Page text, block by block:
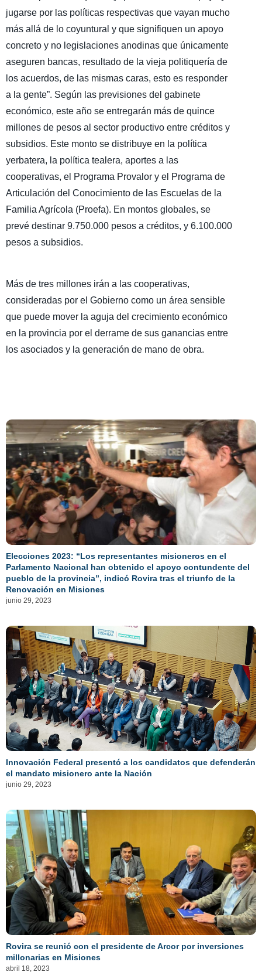
jugarse por las políticas respectivas que vayan mucho
más allá de lo coyuntural y que signifiquen un apoyo
concreto y no legislaciones anodinas que únicamente
aseguren bancas, resultado de la vieja politiquería de
los acuerdos, de las mismas caras, esto es responder
a la gente”. Según las previsiones del gabinete
económico, este año se entregarán más de quince
millones de pesos al sector productivo entre créditos y
subsidios. Este monto se distribuye en la política
yerbatera, la política tealera, aportes a las
cooperativas, el Programa Provalor y el Programa de
Articulación del Conocimiento de las Escuelas de la
Familia Agrícola (Proefa). En montos globales, se
prevé destinar 9.750.000 pesos a créditos, y 6.100.000
pesos a subsidios.
Más de tres millones irán a las cooperativas,
consideradas por el Gobierno como un área sensible
que puede mover la aguja del crecimiento económico
en la provincia por el derrame de sus ganancias entre
los asociados y la generación de mano de obra.
Elecciones 2023: “Los representantes misioneros en el
Parlamento Nacional han obtenido el apoyo contundente del
pueblo de la provincia”, indicó Rovira tras el triunfo de la
Renovación en Misiones
junio 29, 2023
Innovación Federal presentó a los candidatos que defenderán
el mandato misionero ante la Nación
junio 29, 2023
Rovira se reunió con el presidente de Arcor por inversiones
millonarias en Misiones
abril 18, 2023